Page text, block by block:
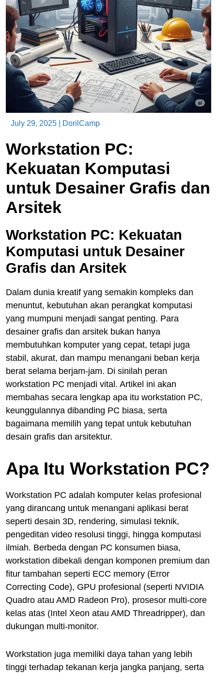
July 29, 2025 DorilCamp
Workstation PC:
Kekuatan Komputasi
untuk Desainer Grafis dan
Arsitek
Workstation PC: Kekuatan
Komputasi untuk Desainer
Grafis dan Arsitek
Dalam dunia kreatif yang semakin kompleks dan
menuntut, kebutuhan akan perangkat komputasi
yang mumpuni menjadi sangat penting. Para
desainer grafis dan arsitek bukan hanya
membutuhkan komputer yang cepat, tetapi juga
stabil, akurat, dan mampu menangani beban kerja
berat selama berjam-jam. Di sinilah peran
workstation PC menjadi vital. Artikel ini akan
membahas secara lengkap apa itu workstation PC,
keunggulannya dibanding PC biasa, serta
bagaimana memilih yang tepat untuk kebutuhan
desain grafis dan arsitektur.
Apa Itu Workstation PC?
Workstation PC adalah komputer kelas profesional
yang dirancang untuk menangani aplikasi berat
seperti desain 3D, rendering, simulasi teknik,
pengeditan video resolusi tinggi, hingga komputasi
ilmiah. Berbeda dengan PC konsumen biasa,
workstation dibekali dengan komponen premium dan
fitur tambahan seperti ECC memory (Error
Correcting Code), GPU profesional (seperti NVIDIA
Quadro atau AMD Radeon Pro), prosesor multi-core
kelas atas (Intel Xeon atau AMD Threadripper), dan
dukungan multi-monitor.
Workstation juga memiliki daya tahan yang lebih
tinggi terhadap tekanan kerja jangka panjang, serta